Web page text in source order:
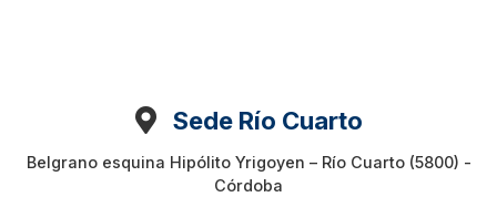
Sede Río Cuarto
Belgrano esquina Hipólito Yrigoyen – Río Cuarto (5800) -
Córdoba